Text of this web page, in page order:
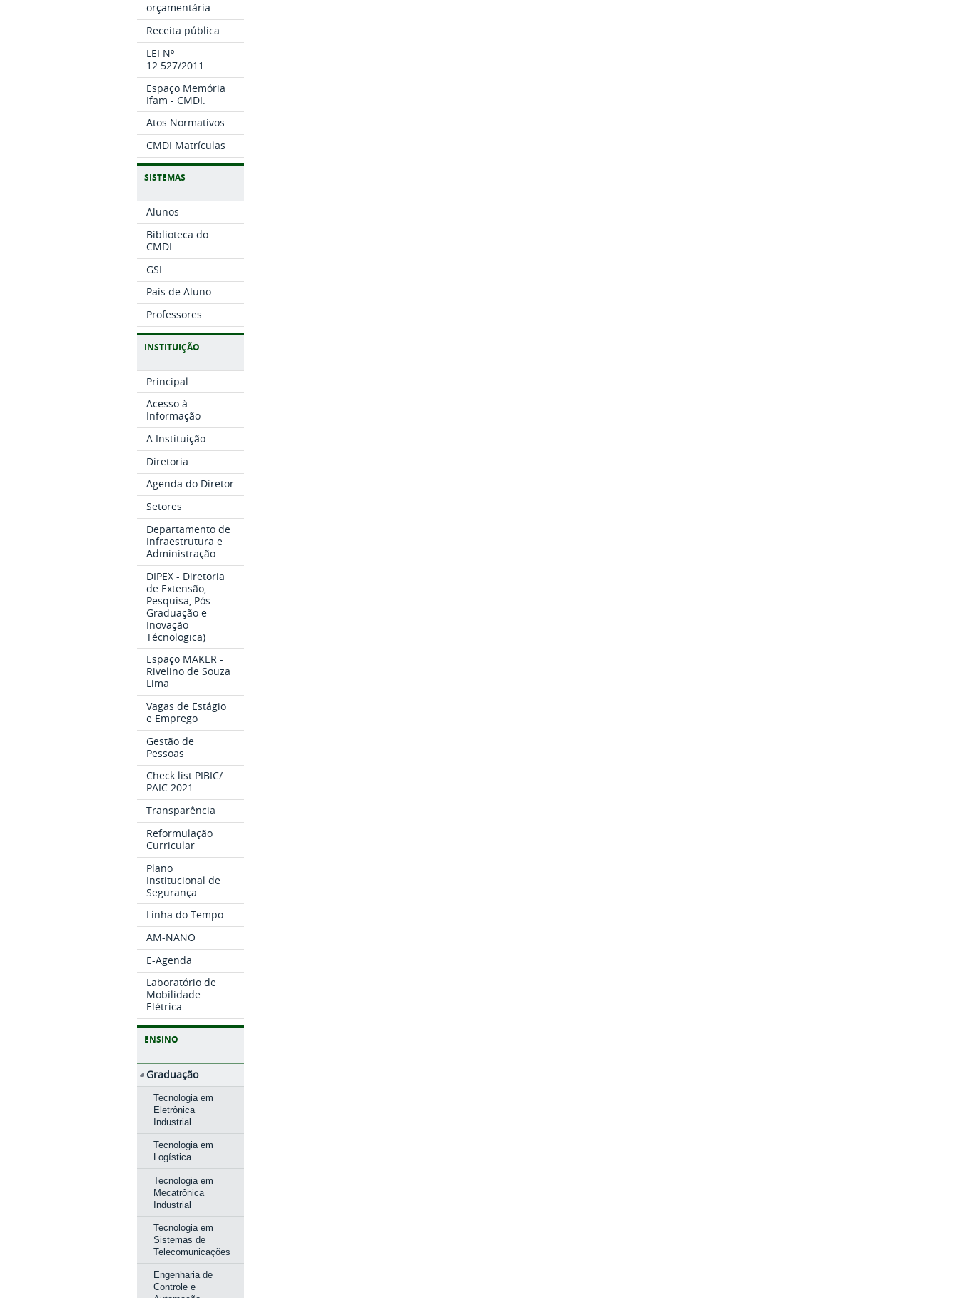
orçamentária
Receita pública
LEI Nº
12.527/2011
Espaço Memória
Ifam - CMDI.
Atos Normativos
CMDI Matrículas
SISTEMAS
Alunos
Biblioteca do
CMDI
GSI
Pais de Aluno
Professores
INSTITUIÇÃO
Principal
Acesso à
Informação
A Instituição
Diretoria
Agenda do Diretor
Setores
Departamento de
Infraestrutura e
Administração.
DIPEX - Diretoria
de Extensão,
Pesquisa, Pós
Graduação e
Inovação
Técnologica)
Espaço MAKER -
Rivelino de Souza
Lima
Vagas de Estágio
e Emprego
Gestão de
Pessoas
Check list PIBIC/
PAIC 2021
Transparência
Reformulação
Curricular
Plano
Institucional de
Segurança
Linha do Tempo
AM-NANO
E-Agenda
Laboratório de
Mobilidade
Elétrica
ENSINO
Graduação
Tecnologia em
Eletrônica
Industrial
Tecnologia em
Logística
Tecnologia em
Mecatrônica
Industrial
Tecnologia em
Sistemas de
Telecomunicações
Engenharia de
Controle e